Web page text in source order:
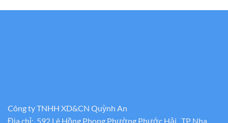
Công ty TNHH XD&CN Quỳnh An
Địa chỉ: 592 Lê Hồng Phong Phường Phước Hải , TP Nha